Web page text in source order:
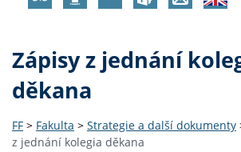
Zápisy z jednání
děkana
FF > Fakulta > Strategie a další dokumenty
z jednání kolegia děkana